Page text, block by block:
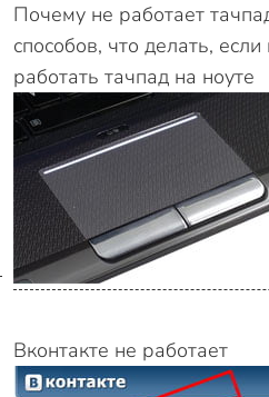
Почему не работает
способов, что делать, если
работать тачпад на ноуте
Вконтакте не работает